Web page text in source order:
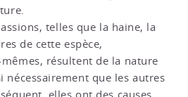
telles que la haine, la
de cette espèce,
résultent de la nature
nécessairement que les autres